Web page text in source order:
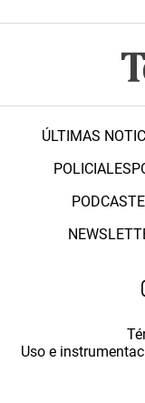
ÚLTIMAS
POLICIALES
PODCAST
Uso e